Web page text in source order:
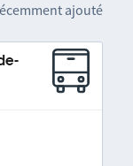
ajouté